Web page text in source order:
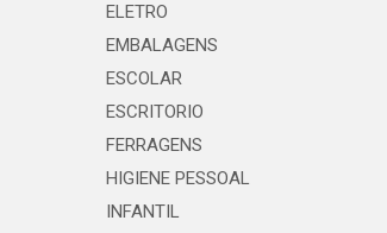
ELETRO
EMBALAGENS
ESCOLAR
ESCRITORIO
FERRAGENS
HIGIENE PESSOAL
INFANTIL